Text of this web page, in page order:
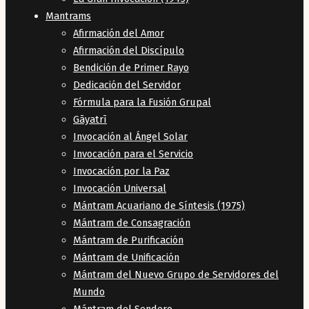
Mantrams
Afirmación del Amor
Afirmación del Discípulo
Bendición de Primer Rayo
Dedicación del Servidor
Fórmula para la Fusión Grupal
Gāyatrī
Invocación al Ángel Solar
Invocación para el Servicio
Invocación por la Paz
Invocación Universal
Mántram Acuariano de Síntesis (1975)
Mántram de Consagración
Mántram de Purificación
Mántram de Unificación
Mántram del Nuevo Grupo de Servidores del
Mundo